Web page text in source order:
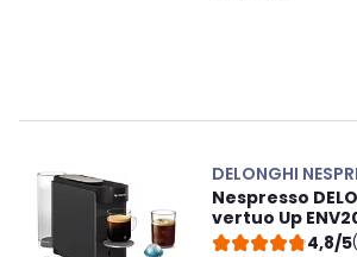
DELONGHI
Nespresso
vertuo Up
4,8/5